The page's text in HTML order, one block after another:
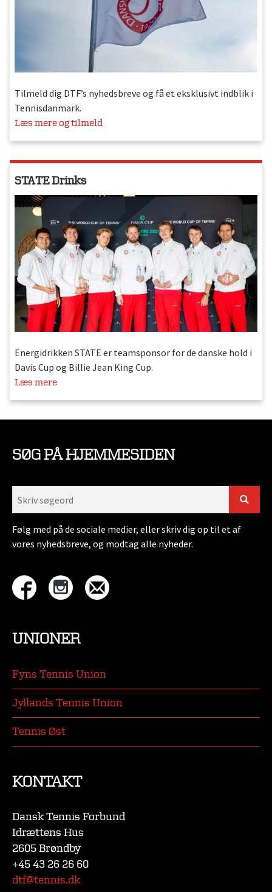
Tilmeld dig DTF’s nyhedsbreve og få et eksklusivt indblik i
Tennisdanmark.
Læs mere og tilmeld
STATE Drinks
Energidrikken STATE er teamsponsor for de danske hold i
Davis Cup og Billie Jean King Cup.
Læs mere
SØG PÅ HJEMMESIDEN
Følg med på de sociale medier, eller skriv dig op til et af
vores nyhedsbreve, og modtag alle nyheder.
UNIONER
Fyns Tennis Union
Jyllands Tennis Union
Tennis Øst
KONTAKT
Dansk Tennis Forbund
Idrættens Hus
2605 Brøndby
+45 43 26 26 60
dtf@tennis.dk